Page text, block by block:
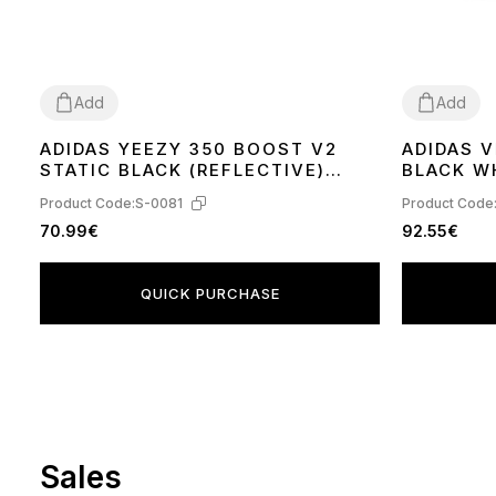
Add
36 3738 39 404142 4445
ADIDAS YEEZY 350 BOOST V2
STATIC BLACK (REFLECTIVE)
Product Code:S-0081
70.99€
QUICK PURCHASE
Add
36 3738 39
ADIDAS
BLACK
Product
92.55€
Sales